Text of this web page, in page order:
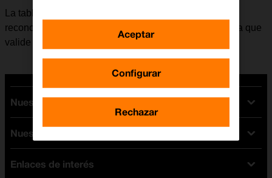
La tablet se puede configurar para que utilice el
reconocimiento facial como código de seguridad o para que
valide las compras en iTunes y App Store.
Nuestras tarifas
Tarifas Orange
Tarifas fibra y móvil
Tarifas móviles
Nuestros dispositivos
Ofertas en móviles
Enlaces de interés
Configurar
Rechazar
Aceptar